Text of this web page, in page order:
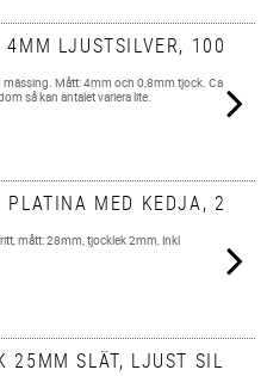
4MM LJUSTSILVER, 100
mässing. Mått: 4mm och 0,8mm tjock. Ca
så kan antalet variera lite.
PLATINA MED KEDJA, 2
mått: 28mm, tjocklek 2mm, inkl
25MM SLÄT, LJUST SIL